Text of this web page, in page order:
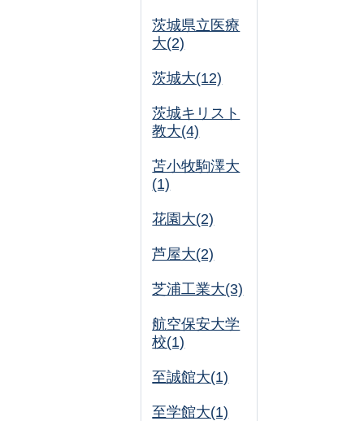
茨城県立医療
大(2)
茨城大(12)
茨城キリスト
教大(4)
苫小牧駒澤大
(1)
花園大(2)
芦屋大(2)
芝浦工業大(3)
航空保安大学
校(1)
至誠館大(1)
至学館大(1)